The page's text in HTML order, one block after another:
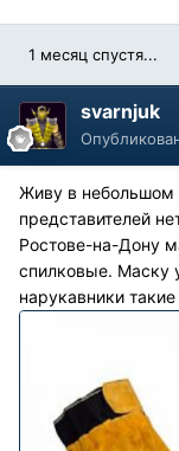
1 месяц спустя...
svarnjuk
Живу в небольшом
представителей
Ростове-на-Дону
спилковые. Маску
нарукавники такие